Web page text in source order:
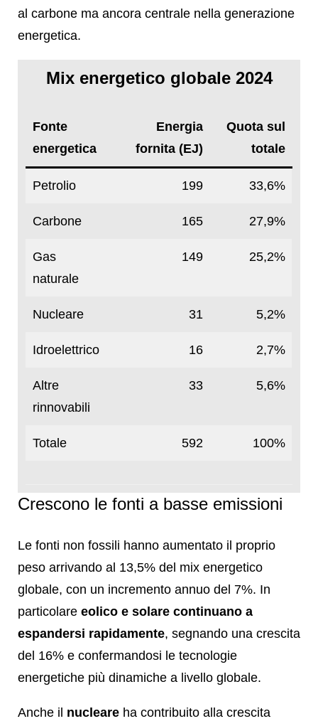
al carbone ma ancora centrale nella generazione
energetica.
Mix energetico globale 2024
Fonte
energetica
Energia
fornita (EJ)
Quota sul
totale
Petrolio 199 33,6%
Carbone 165 27,9%
Gas
naturale
149 25,2%
Nucleare 31 5,2%
Idroelettrico 16 2,7%
Altre
rinnovabili
33 5,6%
Totale 592 100%
Crescono le fonti a basse emissioni
Le fonti non fossili hanno aumentato il proprio
peso arrivando al 13,5% del mix energetico
globale, con un incremento annuo del 7%. In
particolare eolico e solare continuano a
espandersi rapidamente, segnando una crescita
del 16% e confermandosi le tecnologie
energetiche più dinamiche a livello globale.
Anche il nucleare ha contribuito alla crescita